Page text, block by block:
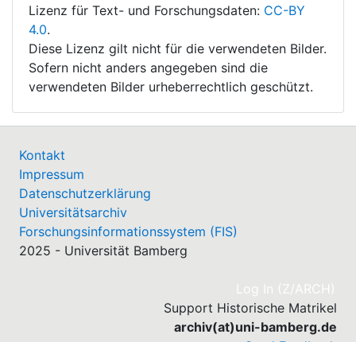
Lizenz für Text- und Forschungsdaten: CC-BY
4.0.
Diese Lizenz gilt nicht für die verwendeten Bilder.
Sofern nicht anders angegeben sind die
verwendeten Bilder urheberrechtlich geschützt.
Kontakt
Impressum
Datenschutzerklärung
Universitätsarchiv
Forschungsinformationssystem (FIS)
2025 - Universität Bamberg
Log In (Z/ARCH)
Support Historische Matrikel
archiv(at)uni-bamberg.de